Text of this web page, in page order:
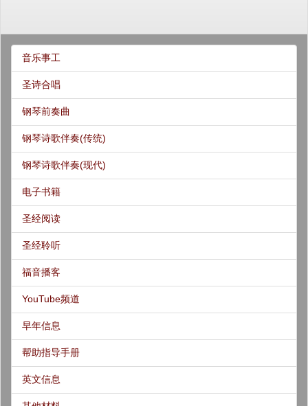
音乐事工
圣诗合唱
钢琴前奏曲
钢琴诗歌伴奏(传统)
钢琴诗歌伴奏(现代)
电子书籍
圣经阅读
圣经聆听
福音播客
YouTube频道
早年信息
帮助指导手册
英文信息